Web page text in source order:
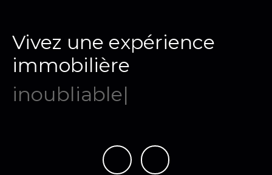
Vivez une expérience
immobilière
mémorab|